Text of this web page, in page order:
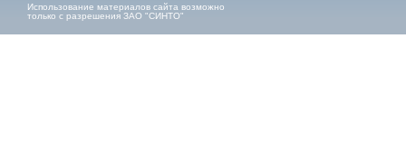
Использование материалов сайта возможно
только с разрешения ЗАО "СИНТО"